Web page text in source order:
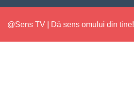
@Sens TV | Dă sens omului din tine!